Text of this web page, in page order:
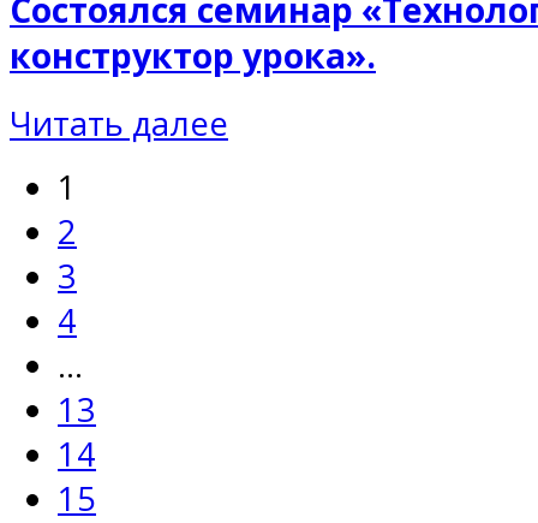
Состоялся семинар
конструктор урока».
Читать далее
1
2
3
4
…
13
14
15